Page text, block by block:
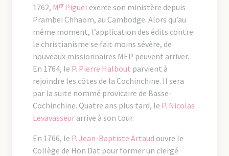
1762, M gr Piguel exerce son ministère depuis
Prambei Chhaom, au Cambodge. Alors qu’au
même moment, l’application des édits contre
le christianisme se fait moins sévère, de
nouveaux missionnaires MEP peuvent arriver.
En 1764, le P. Pierre Halbout parvient à
rejoindre les côtes de la Cochinchine. Il sera
par la suite nommé provicaire de Basse-
Cochinchine. Quatre ans plus tard, le P. Nicolas
Levavasseur arrive à son tour.
En 1766, le P. Jean-Baptiste Artaud ouvre le
Collège de Hon Dat pour former un clergé